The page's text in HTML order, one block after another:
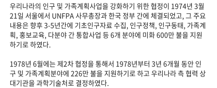
우리나라의 인구 및 가족계획사업을 강화하기 위한 협정이 1974년 3월
21일 서울에서 UNFPA 사무총장과 한국 정부 간에 체결되었고, 그 주요
내용은 향후 3-5년간에 기초인구자료 수집, 인구정책, 인구동태, 가족계
획, 홍보교육, 다분야 간 통합사업 등 6개 분야에 미화 600만 불을 지원
하기로 하였다.
1978년 6월에는 제2차 협정을 통해서 1978년부터 3년 6개월 동안 인
구 및 가족계획분야에 226만 불을 지원하기로 하고 우리나라 측 협력 상
대기관을 과학기술처로 결정하였다.